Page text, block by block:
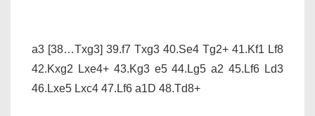
a3 [38…Txg3] 39.f7 Txg3 40.Se4 Tg2+ 41.Kf1 Lf8
42.Kxg2 Lxe4+ 43.Kg3 e5 44.Lg5 a2 45.Lf6 Ld3
46.Lxe5 Lxc4 47.Lf6 a1D 48.Td8+